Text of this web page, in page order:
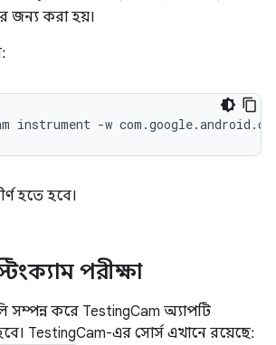
জন্য করা হয়।
হতে হবে।
পরীক্ষা
সম্পন্ন করে TestingCam অ্যাপটি
TestingCam-এর সোর্স এখানে রয়েছে: